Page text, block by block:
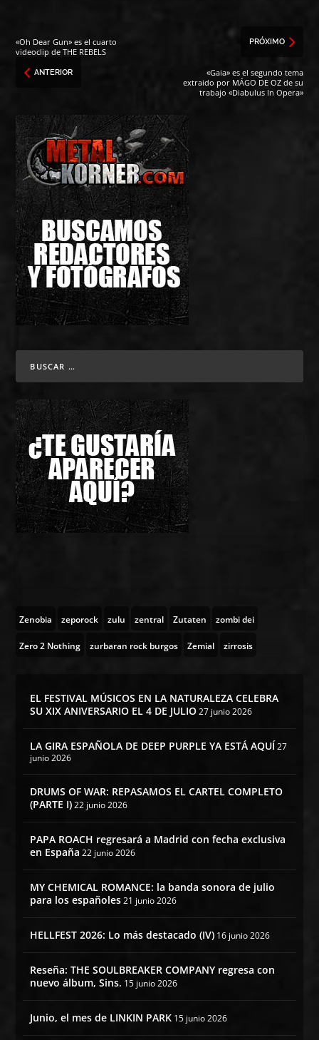
«Oh Dear Gun» es el cuarto
videoclip de THE REBELS
ANTERIOR
PRÓXIMO
«Gaia» es el segundo tema
extraido por MÁGO DE OZ de su
trabajo «Diabulus In Opera»
Zenobia zeporock zulu zentral Zutaten zombi dei
Zero 2 Nothing zurbaran rock burgos Zemial zirrosis
EL FESTIVAL MÚSICOS EN LA NATURALEZA CELEBRA
SU XIX ANIVERSARIO EL 4 DE JULIO 27 junio 2026
LA GIRA ESPAÑOLA DE DEEP PURPLE YA ESTÁ AQUÍ 27
junio 2026
DRUMS OF WAR: REPASAMOS EL CARTEL COMPLETO
(PARTE I) 22 junio 2026
PAPA ROACH regresará a Madrid con fecha exclusiva
en España 22 junio 2026
MY CHEMICAL ROMANCE: la banda sonora de julio
para los españoles 21 junio 2026
HELLFEST 2026: Lo más destacado (IV) 16 junio 2026
Reseña: THE SOULBREAKER COMPANY regresa con
nuevo álbum, Sins. 15 junio 2026
Junio, el mes de LINKIN PARK 15 junio 2026